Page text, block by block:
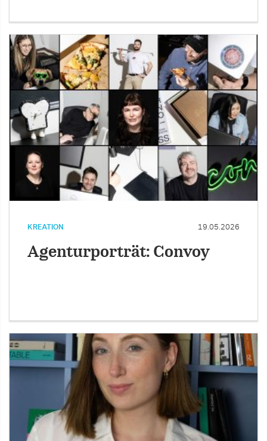
KREATION 19.05.2026
Agenturporträt: Convoy